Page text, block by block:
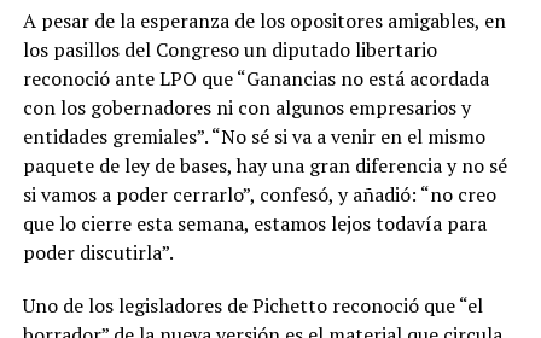
A pesar de la esperanza de los opositores amigables, en
los pasillos del Congreso un diputado libertario
reconoció ante LPO que “Ganancias no está acordada
con los gobernadores ni con algunos empresarios y
entidades gremiales”. “No sé si va a venir en el mismo
paquete de ley de bases, hay una gran diferencia y no sé
si vamos a poder cerrarlo”, confesó, y añadió: “no creo
que lo cierre esta semana, estamos lejos todavía para
poder discutirla”.
Uno de los legisladores de Pichetto reconoció que “el